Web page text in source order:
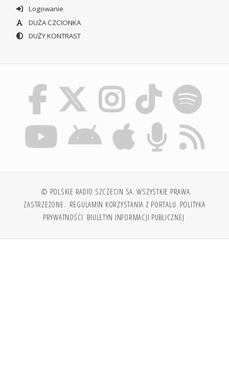
Logowanie
DUŻA CZCIONKA
DUŻY KONTRAST
© POLSKIE RADIO SZCZECIN SA. WSZYSTKIE PRAWA
ZASTRZEŻONE. REGULAMIN KORZYSTANIA Z PORTALU POLITYKA
PRYWATNOŚCI BIULETYN INFORMACJI PUBLICZNEJ